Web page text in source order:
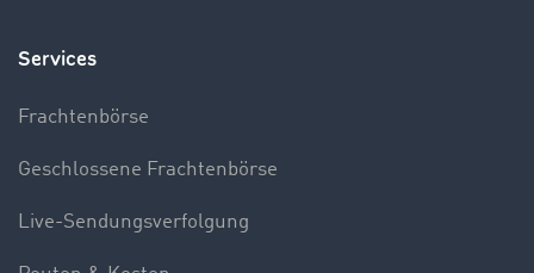
Services
Frachtenbörse
Geschlossene Frachtenbörse
Live-Sendungsverfolgung